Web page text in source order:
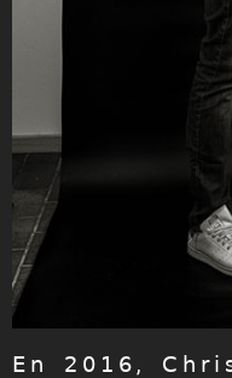
𝖤𝗇 𝟤𝟢𝟣𝟨,